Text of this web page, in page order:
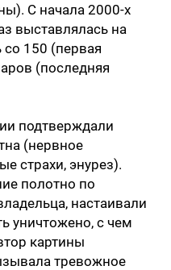
C начала 2000-х
выставлялась на
со 150 (первая
(последняя
подтверждали
(нервное
страхи, энурез).
полотно по
настаивали
уничтожено, с чем
картины
тревожное